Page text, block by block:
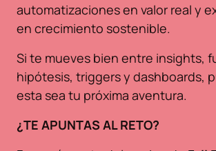
automatizaciones en valor real y
en crecimiento sostenible.
Si te mueves bien entre insights,
hipótesis, triggers y dashboards,
esta sea tu próxima aventura.
¿TE APUNTAS AL RETO?